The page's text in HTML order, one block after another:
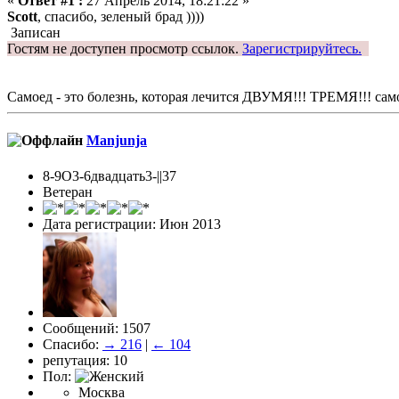
Scott, спасибо, зеленый брад ))))
Записан
Гостям не доступен просмотр ссылок. Зарегистрируйтесь.
Самоед - это болезнь, которая лечится ДВУМЯ!!! ТРЕМЯ!!!
Manjunja
8-9О3-6двадцать3-||37
Ветеран
Дата регистрации: Июн 2013
Сообщений: 1507
Спасибо: → 216 | ← 104
репутация: 10
Пол:
Москва